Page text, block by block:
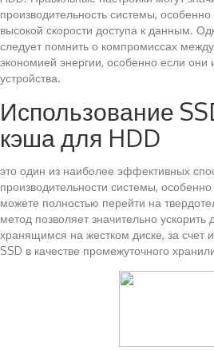
производительность системы,
высокой скорости доступа к данным.
следует помнить о компромиссах
экономией энергии, особенно если
устройства.
Использование
кэша для HDD
это один из наиболее эффективных
производительности системы,
можете полностью перейти на
метод позволяет значительно ускорить
хранящимся на жестком диске, за счет
SSD в качестве промежуточного